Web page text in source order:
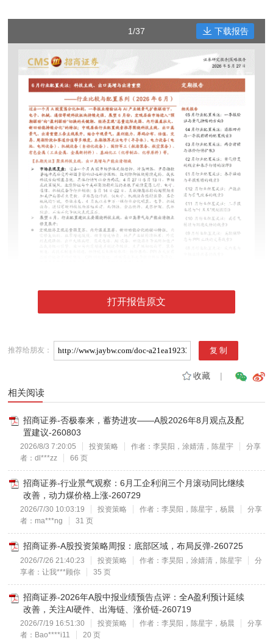
1/37 下载报告
打开报告原文
推荐给朋友：
收藏|
相关阅读
招商证券-否极泰来，蓄势进攻——A股2026年8月观点及配
置建议-260803
2026/8/3 7:20:05 投资策略 作者：李昊阳，涂婧清，陈星宇
分享
者：dl***zz
66 页
招商证券-行业景气观察：6月工企利润三个月滚动同比继续
改善，动力煤价格上涨-260729
2026/7/30 10:03:19 投资策略 作者：李昊阳，陈星宇，杨晨
分享
者：ma***ng
31 页
招商证券-A股投资策略周报：底部区域，布局反弹-260725
2026/7/26 21:40:23 投资策略 作者：李昊阳，涂婧清，陈星宇
分
享者：让我***顾你
35 页
招商证券-2026年A股中报业绩预告点评：全A盈利预计延续
改善，关注AI硬件、出海链、涨价链-260719
2026/7/19 16:51:30 投资策略 作者：李昊阳，陈星宇，杨晨
分享
者：Bao****i11
20 页